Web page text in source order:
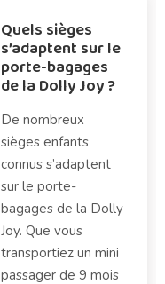
Quels sièges
s’adaptent sur le
porte-bagages
de la Dolly Joy ?
De nombreux
sièges enfants
connus s’adaptent
sur le porte-
bagages de la Dolly
Joy. Que vous
transportiez un mini
passager de 9 mois